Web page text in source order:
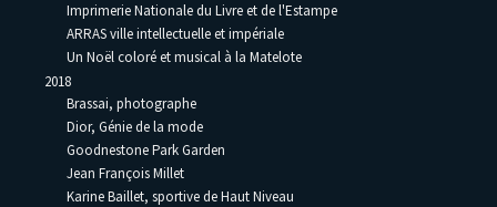
Imprimerie Nationale du Livre et de l'Estampe
ARRAS ville intellectuelle et impériale
Un Noël coloré et musical à la Matelote
2018
Brassai, photographe
Dior, Génie de la mode
Goodnestone Park Garden
Jean François Millet
Karine Baillet, sportive de Haut Niveau